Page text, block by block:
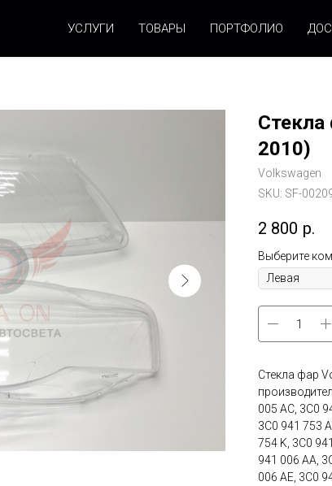
УСЛУГИ ТОВАРЫ ПОРТФОЛИО
Стекла
2010)
Volkswagen
SKU: SF-
2 800 р.
Выберите
Стекла фар
005 AC, 3C0
3C0 941 753
754 K, 3C0
941 006 AA,
006 AE, 3C0